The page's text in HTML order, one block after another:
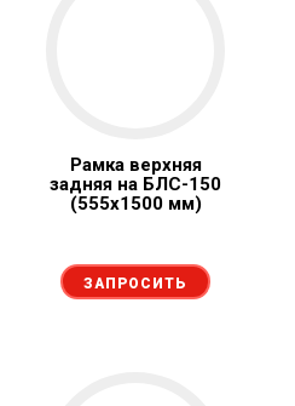
Рамка верхняя
задняя на БЛС-150
(555х1500 мм)
ЗАПРОСИТЬ